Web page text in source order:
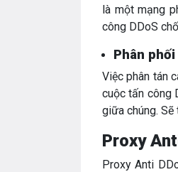
là một mạng
công DDoS
Phân
Việc phân tán
cuộc tấn công
giữa chúng.
Proxy
Proxy Anti